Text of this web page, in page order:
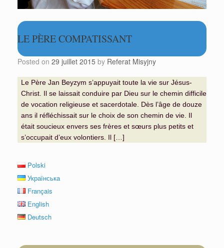
LE PÈRE COMPATISSANT
Posted on 29 juillet 2015 by Referat Misyjny
Le Père Jan Beyzym s’appuyait toute la vie sur Jésus-
Christ. Il se laissait conduire par Dieu sur le chemin difficile
de vocation religieuse et sacerdotale. Dès l’âge de douze
ans il réfléchissait sur le choix de son chemin de vie. Il
était soucieux envers ses frères et sœurs plus petits et
s’occupait d’eux volontiers. Il […]
Polski
Українська
Français
English
Deutsch